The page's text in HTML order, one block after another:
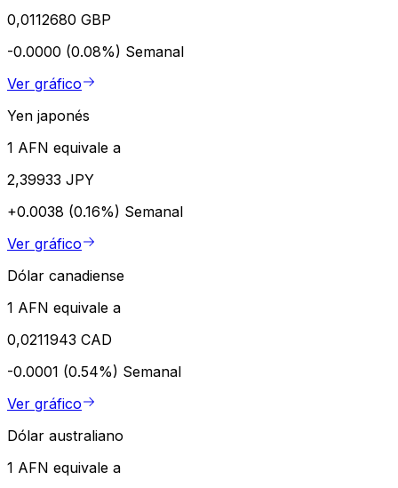
0,0112680 GBP
-0.0000 (0.08%) Semanal
Ver gráfico
Yen japonés
1 AFN equivale a
2,39933 JPY
+0.0038 (0.16%) Semanal
Ver gráfico
Dólar canadiense
1 AFN equivale a
0,0211943 CAD
-0.0001 (0.54%) Semanal
Ver gráfico
Dólar australiano
1 AFN equivale a